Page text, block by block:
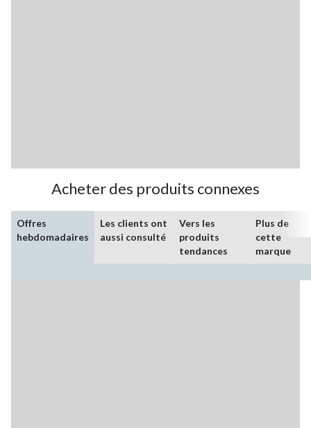
Acheter des produits connexes
Offres
hebdomadaires
Les clients ont
aussi consulté
Vers les
produits
tendances
Plus de
cette
marque